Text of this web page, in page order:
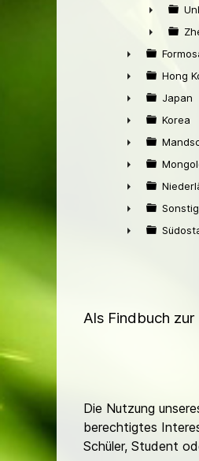
►
►
►
►
►
Hong
►
Japan
►
Korea
►
►
►
►
Als Findbuch
Die Nutzung
berechtigtes
Schüler, Student